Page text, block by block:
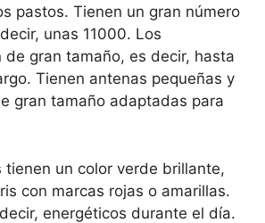
pastos. Tienen un gran número
unas 11000. Los
de gran tamaño, es decir, hasta
Tienen antenas pequeñas y
gran tamaño adaptadas para
tienen un color verde brillante,
con marcas rojas o amarillas.
energéticos durante el día.